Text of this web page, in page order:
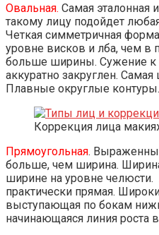
Овальная. Самая эталонная
такому лицу подойдет
Четкая симметричная
уровне висков и лба, чем в
больше ширины. Сужение к
аккуратно закруглен.
Плавные округлые контуры.
Коррекция лица
Прямоугольная.
больше, чем ширина.
ширине на уровне челюсти.
практически прямая.
выступающая по бокам
начинающаяся линия роста